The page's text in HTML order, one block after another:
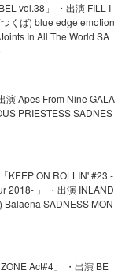
vol.38」 ・出演 FILL I
くば) blue edge emotion
In All The World SA
演 Apes From Nine GALA
PRIESTESS SADNES
KEEP ON ROLLIN' #23 -
2018- 」 ・出演 INLAND
Balaena SADNESS MON
Act#4」 ・出演 BE